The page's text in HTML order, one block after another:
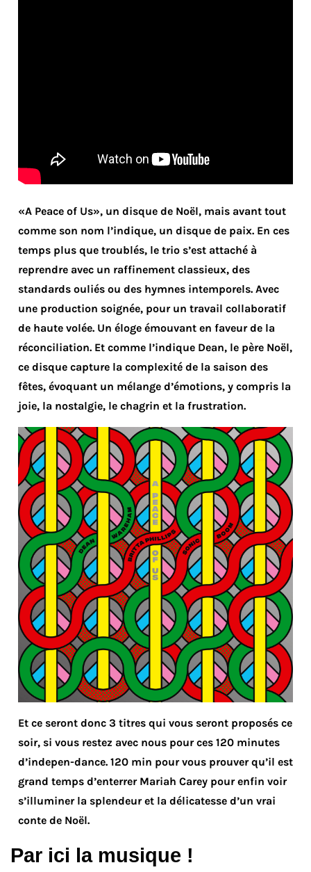
«A Peace of Us», un disque de Noël, mais avant tout
comme son nom l’indique, un disque de paix. En ces
temps plus que troublés, le trio s’est attaché à
reprendre avec un raffinement classieux, des
standards ouliés ou des hymnes intemporels. Avec
une production soignée, pour un travail collaboratif
de haute volée. Un éloge émouvant en faveur de la
réconciliation. Et comme l’indique Dean, le père Noël,
ce disque capture la complexité de la saison des
fêtes, évoquant un mélange d’émotions, y compris la
joie, la nostalgie, le chagrin et la frustration.
Et ce seront donc 3 titres qui vous seront proposés ce
soir, si vous restez avec nous pour ces 120 minutes
d’indepen-dance. 120 min pour vous prouver qu’il est
grand temps d’enterrer Mariah Carey pour enfin voir
s’illuminer la splendeur et la délicatesse d’un vrai
conte de Noël.
Par ici la musique !